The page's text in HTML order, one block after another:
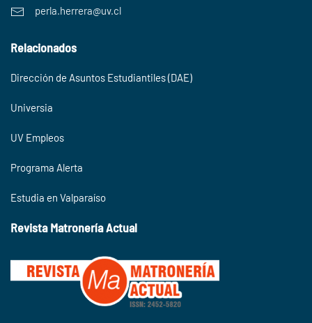
perla.herrera@uv.cl
Relacionados
Dirección de Asuntos Estudiantiles (DAE)
Universia
UV Empleos
Programa Alerta
Estudia en Valparaíso
Revista Matronería Actual